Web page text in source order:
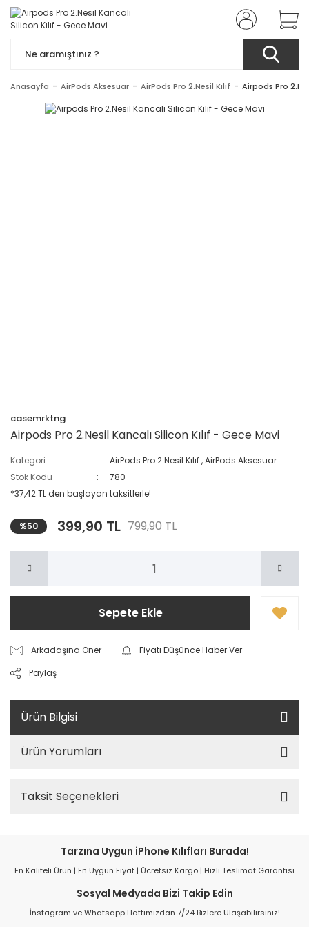
Anasayfa AirPods Aksesuar AirPods Pro 2.Nesil Kılıf Airpods Pro
casemrktng
Airpods Pro 2.Nesil Kancalı Silicon Kılıf - Gece Mavi
Kategori AirPods Pro 2.Nesil Kılıf,AirPods Aksesuar
Stok Kodu
780
*37,42 TL den başlayan taksitlerle!
%50 399,90 TL 799,90 TL
Sepete Ekle
Arkadaşına Öner
Fiyatı Düşünce Haber Ver
Paylaş
Ürün Bilgisi
Ürün Yorumları
Taksit Seçenekleri
Tarzına Uygun iPhone Kılıfları Burada!
En Kaliteli Ürün | En Uygun Fiyat | Ücretsiz Kargo | Hızlı Teslimat Garantisi
Sosyal Medyada Bizi Takip Edin
İnstagram ve Whatsapp Hattımızdan 7/24 Bizlere Ulaşabilirsiniz!